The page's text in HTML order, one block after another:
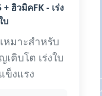
ฮิวมิคFK - เร่ง
บ
หมาะสำหรับ
ติบโต เร่งใบ
ข็งแรง